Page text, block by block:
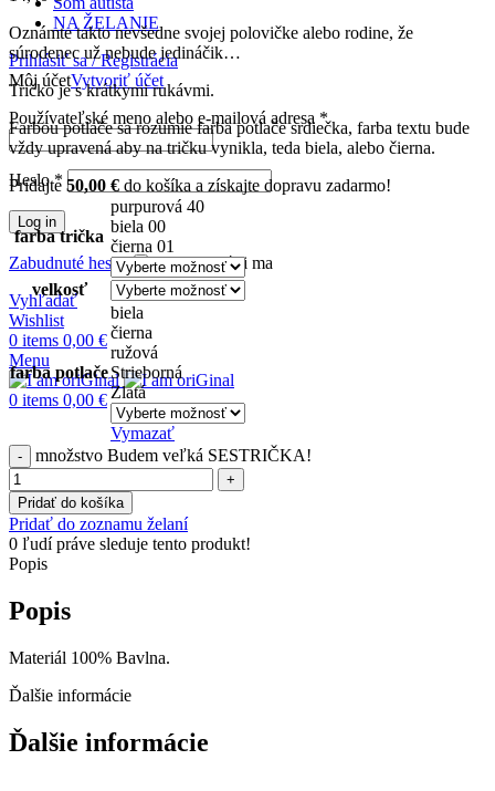
NA ŽELANIE
Prihlásiť sa / Registrácia
Môj účetVytvoriť účet
Používateľské meno alebo e-mailová adresa *
Heslo*
Log in
Zabudnuté heslo
Zapamätať si ma
Vyhľadať
Wishlist
0 items 0,00 €
Menu
0 items 0,00 €
Oznámte takto nevšedne svojej polovičke alebo rodine, že
súrodenec už nebude jedináčik…
Tričko je s krátkymi rukávmi.
Farbou potlače sa rozumie farba potlače srdiečka, farba textu bude
vždy upravená aby na tričku vynikla, teda biela, alebo čierna.
Pridajte 50,00 € do košíka a získajte dopravu zadarmo!
farba trička
purpurová 40
biela 00
čierna 01
velkosť
farba potlače
biela
čierna
ružová
Strieborná
Zlatá
Vymazať
množstvo Budem veľká SESTRIČKA!
Pridať do košíka
Pridať do zoznamu želaní
0 ľudí práve sleduje tento produkt!
Popis
Popis
Materiál 100% Bavlna.
Ďalšie informácie
Ďalšie informácie